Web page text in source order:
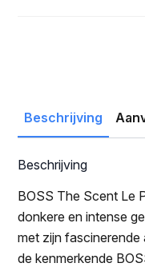
Beschrijving
Beschrijving
BOSS The Scent Le
donkere en intense
met zijn fascinerende
de kenmerkende